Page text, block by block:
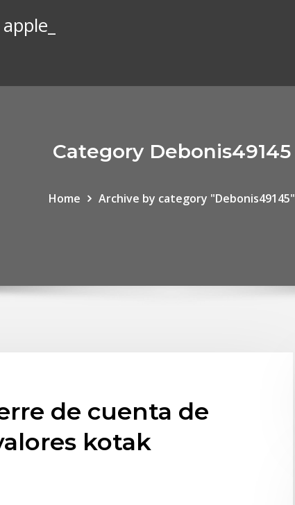
Category Debonis49145
Home Archive by category "Debonis49145"
de cuenta de
kotak